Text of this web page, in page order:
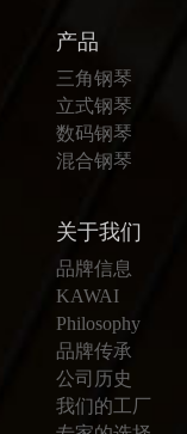
产品
三角钢琴
立式钢琴
数码钢琴
混合钢琴
关于我们
品牌信息
KAWAI
Philosophy
品牌传承
公司历史
我们的工厂